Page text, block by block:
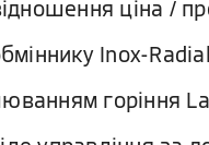
ціна /
Inox-
горіння